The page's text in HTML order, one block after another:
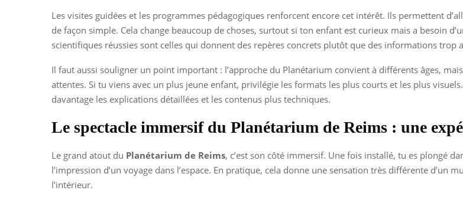
Les visites guidées et les programmes pédagogiques renforcent encore cet intérêt. Ils permettent
de façon simple. Cela change beaucoup de choses, surtout si ton enfant est curieux mais a besoin
scientifiques réussies sont celles qui donnent des repères concrets plutôt que des informations trop
Il faut aussi souligner un point important : l’approche du Planétarium convient à différents âges,
attentes. Si tu viens avec un plus jeune enfant, privilégie les formats les plus courts et les plus
davantage les explications détaillées et les contenus plus techniques.
Le spectacle immersif du Planétarium de Reims : une
Le grand atout du Planétarium de Reims, c’est son côté immersif. Une fois installé, tu es plongé
l’impression d’un voyage dans l’espace. En pratique, cela donne une sensation très différente d’un
l’intérieur.